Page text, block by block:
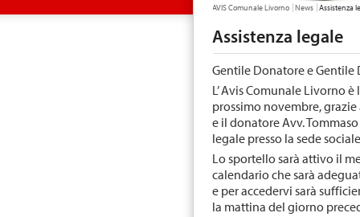
TU SEI QUI:
AVIS Comunale Livorno News Assistenza
Assistenza legale
Gentile Donatore e Gentile
L’ Avis Comunale Livorno
prossimo novembre,
e il donatore Avv.
legale presso la sede
Lo sportello sarà attivo il
calendario che sarà
e per accedervi sarà
la mattina del giorno